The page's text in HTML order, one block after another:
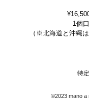
1個
（※北海道と沖縄
特
©2023 mano a